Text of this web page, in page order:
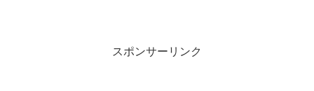
スポンサーリンク